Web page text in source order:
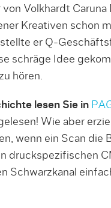
Volkhardt
Kreativen schon
er Q-
schräge Idee
hören.
lesen Sie in
Wie aber
wenn ein Scan die
druckspezifischen
Schwarzkanal